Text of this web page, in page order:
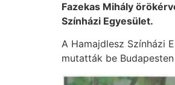
Fazekas Mihály
Színházi Egyesület.
A Hamajdlesz Színházi
mutatták be